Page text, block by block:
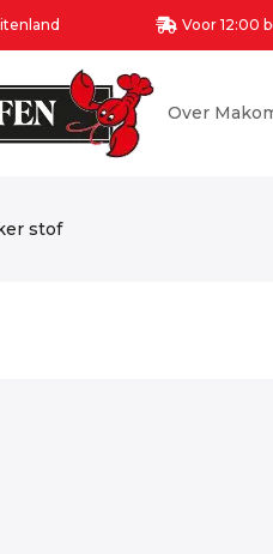
Voor 12:00
Over
stof